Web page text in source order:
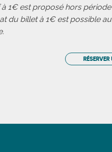
à 1€ est proposé hors
du billet à 1€ est possible